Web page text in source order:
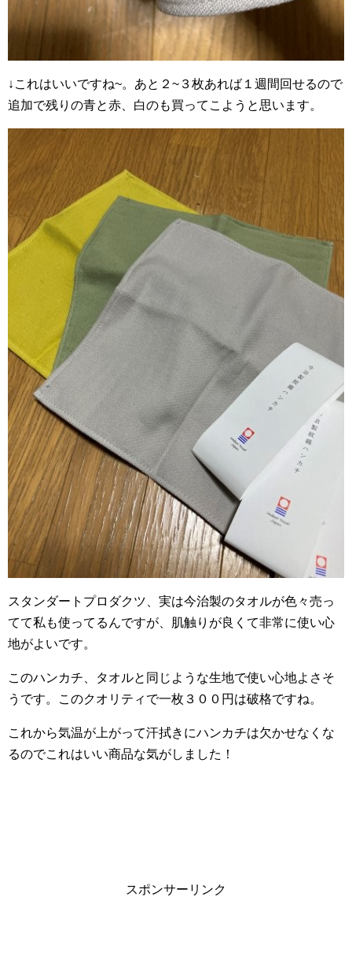
↓これはいいですね~。あと２~３枚あれば１週間回せるので
追加で残りの青と赤、白のも買ってこようと思います。
スタンダートプロダクツ、実は今治製のタオルが色々売っ
てて私も使ってるんですが、肌触りが良くて非常に使い心
地がよいです。
このハンカチ、タオルと同じような生地で使い心地よさそ
うです。このクオリティで一枚３００円は破格ですね。
これから気温が上がって汗拭きにハンカチは欠かせなくな
るのでこれはいい商品な気がしました！
スポンサーリンク